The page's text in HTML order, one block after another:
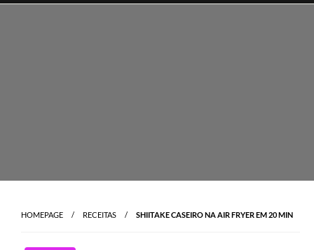
Skip
HOMEPAGE RECEITAS SHIITAKE CASEIRO NA AIR FRYER EM 20 MIN